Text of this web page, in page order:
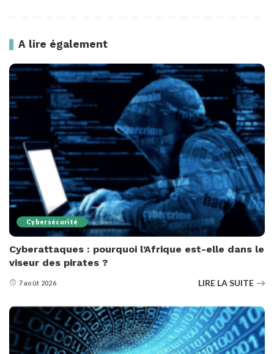
A lire également
Cybersécurité
Cyberattaques : pourquoi l’Afrique est-elle dans le
viseur des pirates ?
7 août 2026 LIRE LA SUITE